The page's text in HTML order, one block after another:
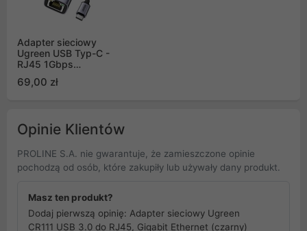
Adapter sieciowy
Ugreen USB Typ-C -
RJ45 1Gbps
(40322 CM483)
69,00 zł
Opinie Klientów
PROLINE S.A. nie gwarantuje, że zamieszczone opinie
pochodzą od osób, które zakupiły lub używały dany produkt.
Masz ten produkt?
Dodaj pierwszą opinię: Adapter sieciowy Ugreen
CR111 USB 3.0 do RJ45, Gigabit Ethernet (czarny)